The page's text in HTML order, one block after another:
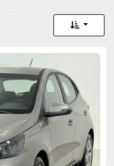
Toggle